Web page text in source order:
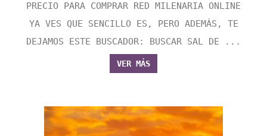
PRECIO PARA COMPRAR RED MILENARIA ONLINE
YA VES QUE SENCILLO ES, PERO ADEMÁS, TE
DEJAMOS ESTE BUSCADOR: BUSCAR SAL DE ...
VER MÁS